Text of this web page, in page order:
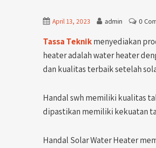
April 13, 2023 admin 0
Tassa Teknikmenyediakan
heater adalah water heater
dan kualitas terbaik setelah
Handal swh memiliki kualitas
dipastikan memiliki kekuatan
Handal Solar Water Heater